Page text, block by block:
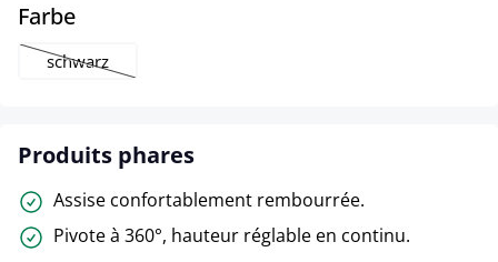
Farbeselect
schwarz
(Cette option n'est pas disponible pour le moment.)
Produits phares
Assise confortablement rembourrée.
Pivote à 360°, hauteur réglable en continu.